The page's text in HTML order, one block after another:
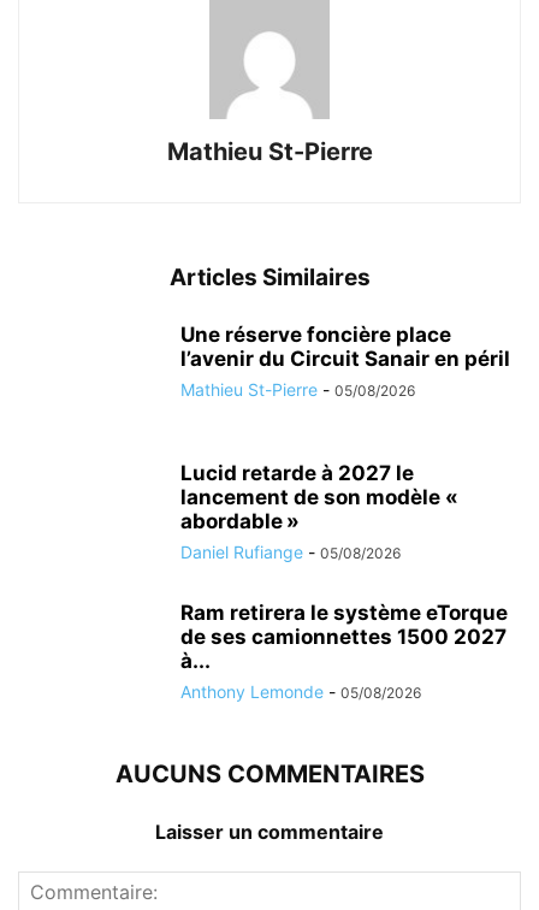
Mathieu St-Pierre
Articles Similaires
Une réserve foncière place
l’avenir du Circuit Sanair en péril
Mathieu St-Pierre - 05/08/2026
Lucid retarde à 2027 le
lancement de son modèle «
abordable »
Daniel Rufiange - 05/08/2026
Ram retirera le système eTorque
de ses camionnettes 1500 2027
à...
Anthony Lemonde - 05/08/2026
AUCUNS COMMENTAIRES
Laisser un commentaire